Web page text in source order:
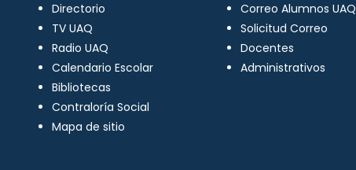
Directorio
TV UAQ
Radio UAQ
Calendario Escolar
Bibliotecas
Contraloría Social
Mapa de sitio
Correo Alumnos UAQ
Solicitud Correo
Docentes
Administrativos